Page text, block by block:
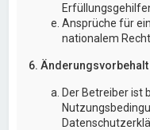
Ansprüche für
nationalem
6. Änderungsvorbehalt
Der Betreiber ist